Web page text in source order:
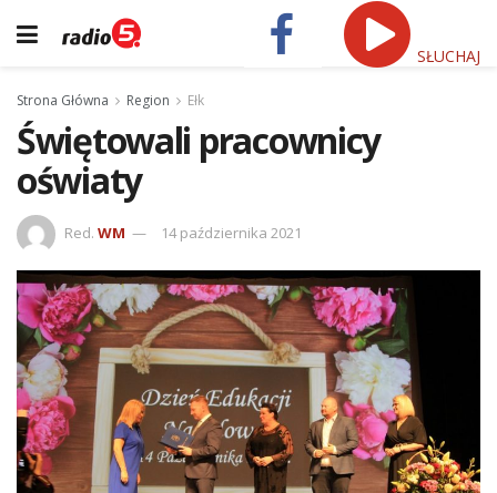
SŁUCHAJ
Strona Główna Region Ełk
Świętowali pracownicy
oświaty
Red. WM 14 października 2021